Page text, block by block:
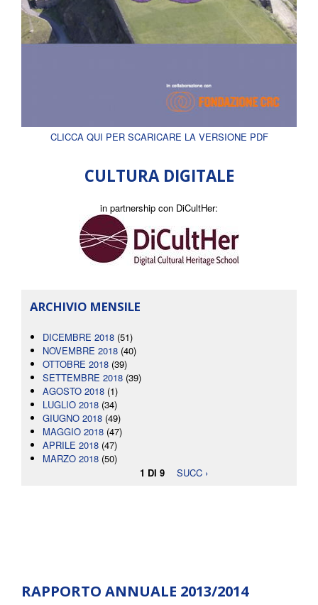
CLICCA QUI PER SCARICARE LA VERSIONE PDF
CULTURA DIGITALE
in partnership con DiCultHer:
ARCHIVIO MENSILE
DICEMBRE 2018 (51)
NOVEMBRE 2018 (40)
OTTOBRE 2018 (39)
SETTEMBRE 2018 (39)
AGOSTO 2018 (1)
LUGLIO 2018 (34)
GIUGNO 2018 (49)
MAGGIO 2018 (47)
APRILE 2018 (47)
MARZO 2018 (50)
1 DI 9
SUCC ›
RAPPORTO ANNUALE 2013/2014